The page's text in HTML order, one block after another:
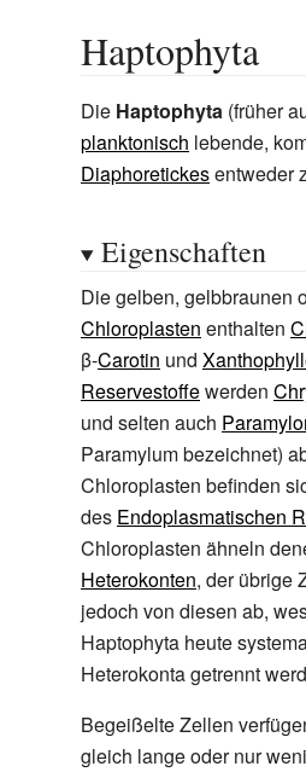
Haptophyta
Die Haptophyta (früher
planktonisch lebende,
Diaphoretickesentweder
Eigenschaften
Die gelben, gelbbraunen
Chloroplasten enthalten
β-Carotin und
Reservestoffewerden
und selten auch
Paramylum bezeichnet)
Chloroplasten befinden
des Endoplasmatischen
Chloroplasten ähneln
Heterokonten, der übrige
jedoch von diesen ab,
Haptophyta heute
Heterokonta getrennt
Begeißelte Zellen
gleich lange oder nur